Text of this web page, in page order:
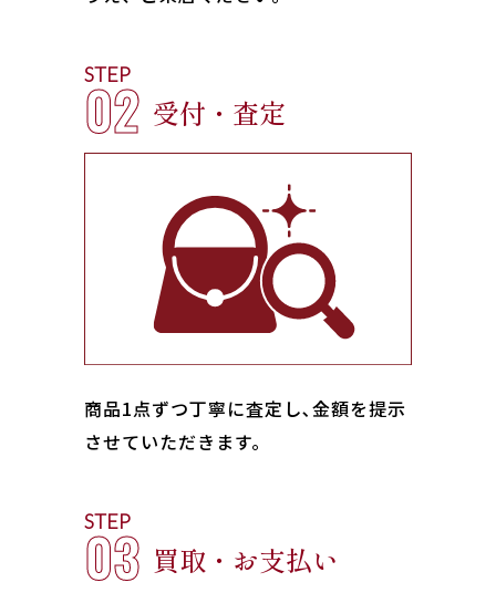
STEP
02 受付・査定
商品1点ずつ丁寧に査定し､金額を提示
させていただきます。
STEP
03 買取・お支払い